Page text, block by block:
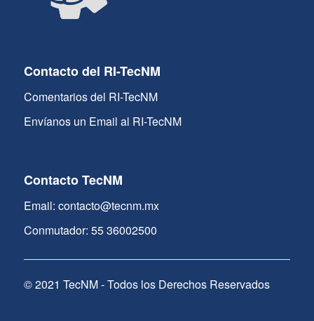
Contacto del RI-TecNM
Comentarios del RI-TecNM
Envíanos un Email al RI-TecNM
Contacto TecNM
Email: contacto@tecnm.mx
Conmutador: 55 36002500
© 2021 TecNM - Todos los Derechos Reservados